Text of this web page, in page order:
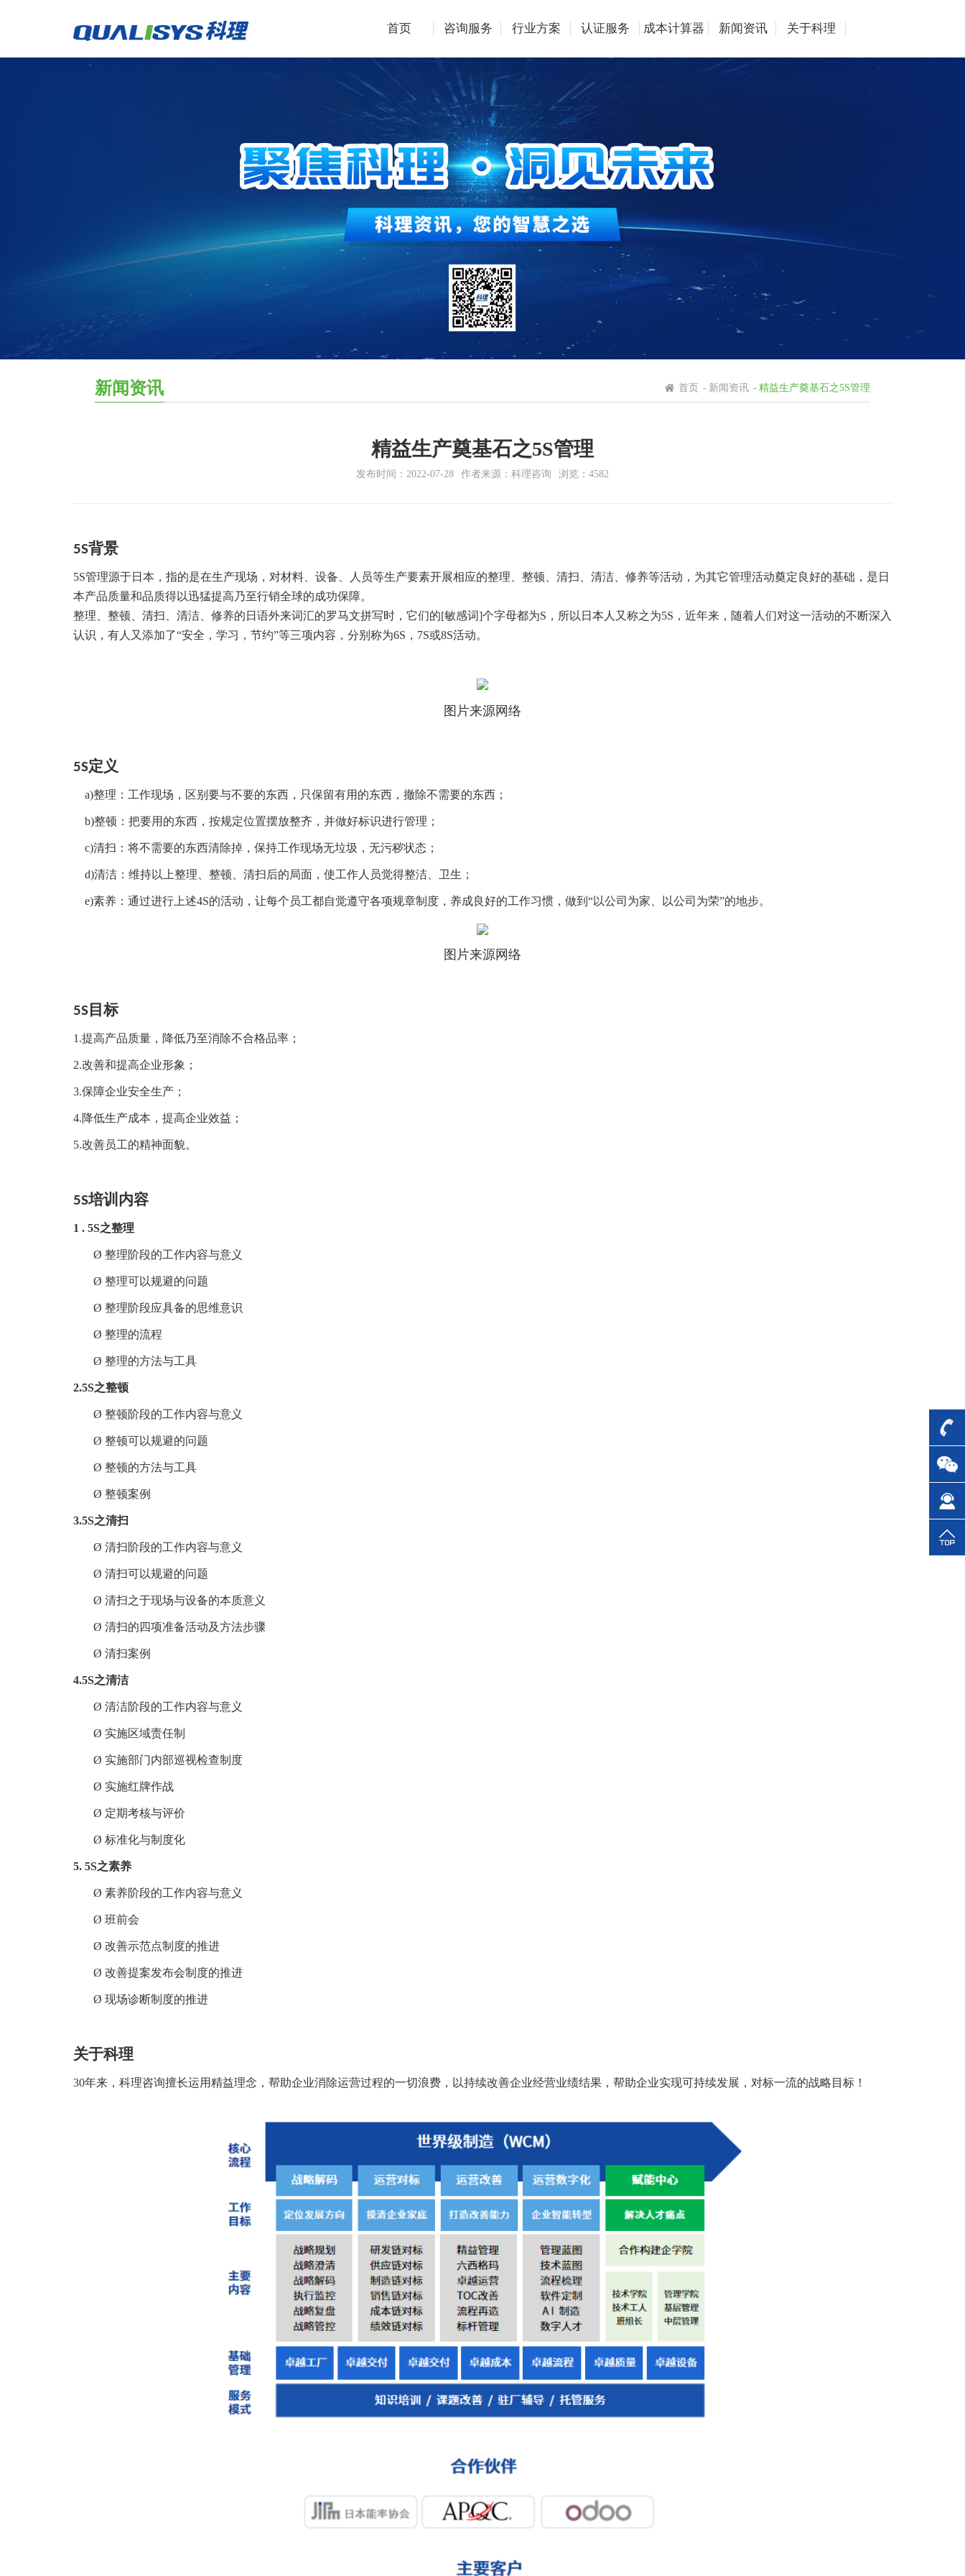
首页 咨询服务 行业方案 认证服务 成本计算器 新闻资讯 关于科理
新闻资讯 首页 - 新闻资讯 - 精益生产奠基石之5S管理
精益生产奠基石之5S管理
发布时间：2022-07-28 作者来源：科理咨询 浏览：4582
5S背景
5S管理源于日本，指的是在生产现场，对材料、设备、人员等生产要素开展相应的整理、整顿、清扫、清洁、修养等活动，为其它管理活动奠定良好的基础，是日
本产品质量和品质得以迅猛提高乃至行销全球的成功保障。
整理、整顿、清扫、清洁、修养的日语外来词汇的罗马文拼写时，它们的[敏感词]个字母都为S，所以日本人又称之为5S，近年来，随着人们对这一活动的不断深入
认识，有人又添加了“安全，学习，节约”等三项内容，分别称为6S，7S或8S活动。
图片来源网络
5S定义
a)整理：工作现场，区别要与不要的东西，只保留有用的东西，撤除不需要的东西；
b)整顿：把要用的东西，按规定位置摆放整齐，并做好标识进行管理；
c)清扫：将不需要的东西清除掉，保持工作现场无垃圾，无污秽状态；
d)清洁：维持以上整理、整顿、清扫后的局面，使工作人员觉得整洁、卫生；
e)素养：通过进行上述4S的活动，让每个员工都自觉遵守各项规章制度，养成良好的工作习惯，做到“以公司为家、以公司为荣”的地步。
图片来源网络
5S 目标
1.提高产品质量，降低乃至消除不合格品率；
2.改善和提高企业形象；
3.保障企业安全生产；
4.降低生产成本，提高企业效益；
5.改善员工的精神面貌。
5S培训内容
1 . 5S之整理
Ø 整理阶段的工作内容与意义
Ø 整理可以规避的问题
Ø 整理阶段应具备的思维意识
Ø 整理的流程
Ø 整理的方法与工具
2.5S之整顿
Ø 整顿阶段的工作内容与意义
Ø 整顿可以规避的问题
Ø 整顿的方法与工具
Ø 整顿案例
3.5S之清扫
Ø 清扫阶段的工作内容与意义
Ø 清扫可以规避的问题
Ø 清扫之于现场与设备的本质意义
Ø 清扫的四项准备活动及方法步骤
Ø 清扫案例
4.5S之清洁
Ø 清洁阶段的工作内容与意义
Ø 实施区域责任制
Ø 实施部门内部巡视检查制度
Ø 实施红牌作战
Ø 定期考核与评价
Ø 标准化与制度化
5. 5S之素养
Ø 素养阶段的工作内容与意义
Ø 班前会
Ø 改善示范点制度的推进
Ø 改善提案发布会制度的推进
Ø 现场诊断制度的推进
关于科理
30年来，科理咨询擅长运用精益理念，帮助企业消除运营过程的一切浪费，以持续改善企业经营业绩结果，帮助企业实现可持续发展，对标一流的战略目标！